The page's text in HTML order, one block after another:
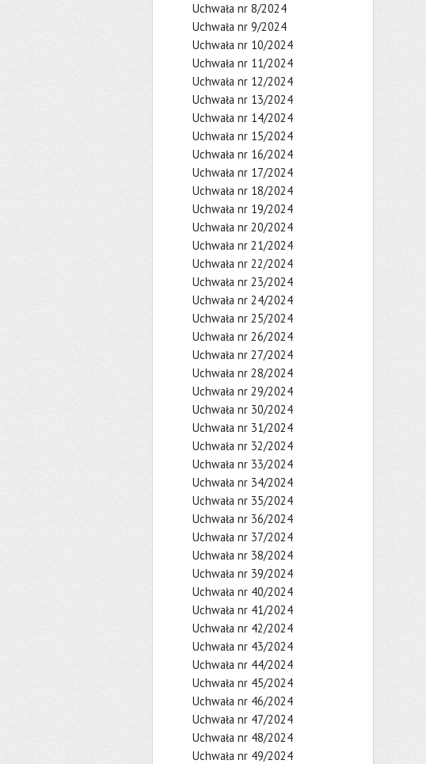
Uchwała nr 8/2024
Uchwała nr 9/2024
Uchwała nr 10/2024
Uchwała nr 11/2024
Uchwała nr 12/2024
Uchwała nr 13/2024
Uchwała nr 14/2024
Uchwała nr 15/2024
Uchwała nr 16/2024
Uchwała nr 17/2024
Uchwała nr 18/2024
Uchwała nr 19/2024
Uchwała nr 20/2024
Uchwała nr 21/2024
Uchwała nr 22/2024
Uchwała nr 23/2024
Uchwała nr 24/2024
Uchwała nr 25/2024
Uchwała nr 26/2024
Uchwała nr 27/2024
Uchwała nr 28/2024
Uchwała nr 29/2024
Uchwała nr 30/2024
Uchwała nr 31/2024
Uchwała nr 32/2024
Uchwała nr 33/2024
Uchwała nr 34/2024
Uchwała nr 35/2024
Uchwała nr 36/2024
Uchwała nr 37/2024
Uchwała nr 38/2024
Uchwała nr 39/2024
Uchwała nr 40/2024
Uchwała nr 41/2024
Uchwała nr 42/2024
Uchwała nr 43/2024
Uchwała nr 44/2024
Uchwała nr 45/2024
Uchwała nr 46/2024
Uchwała nr 47/2024
Uchwała nr 48/2024
Uchwała nr 49/2024